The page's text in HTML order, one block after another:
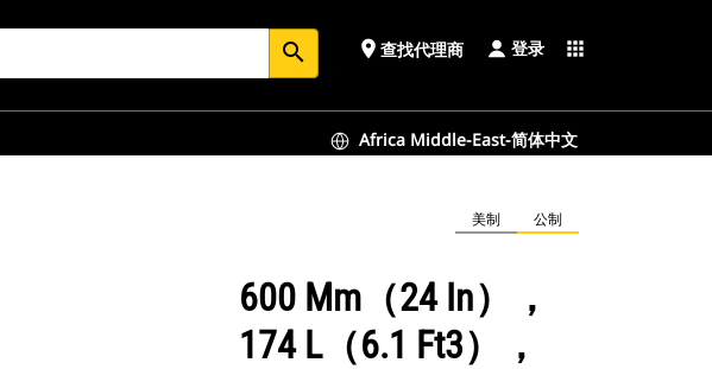
search place 查找代理商 登录 apps
Africa Middle-East-简体中文
美制 公制
600 Mm（24 In），
174 L（6.1 Ft3），